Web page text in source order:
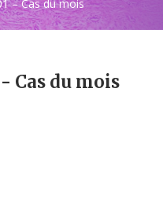
– Cas du mois
Cas du mois